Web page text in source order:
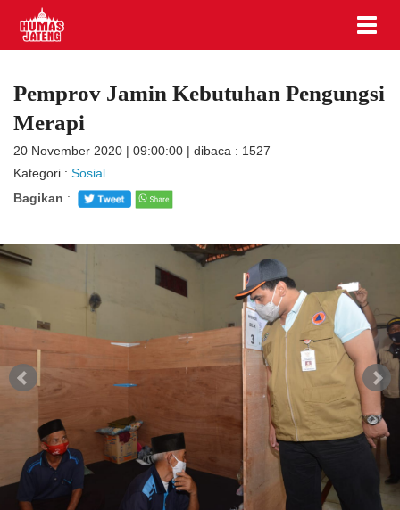
Pemprov Jamin Kebutuhan Pengungsi
Merapi
20 November 2020 | 09:00:00 | dibaca : 1527
Kategori : Sosial
Bagikan :